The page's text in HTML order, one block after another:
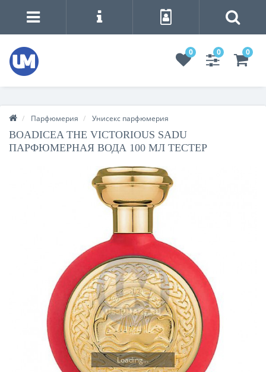
0 0 0
Парфюмерия Унисекс парфюмерия
BOADICEA THE VICTORIOUS SADU
ПАРФЮМЕРНАЯ ВОДА 100 МЛ ТЕСТЕР
Loading...